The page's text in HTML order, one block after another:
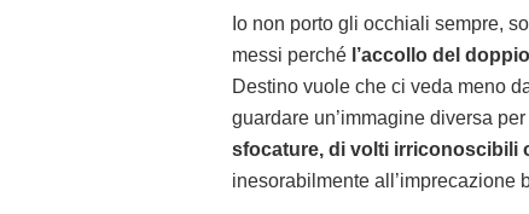
Io non porto gli occhiali sempre,
messi perché l’accollo del
Destino vuole che ci veda meno
guardare un’immagine diversa
sfocature, di volti irriconoscibili
inesorabilmente all’imprecazione